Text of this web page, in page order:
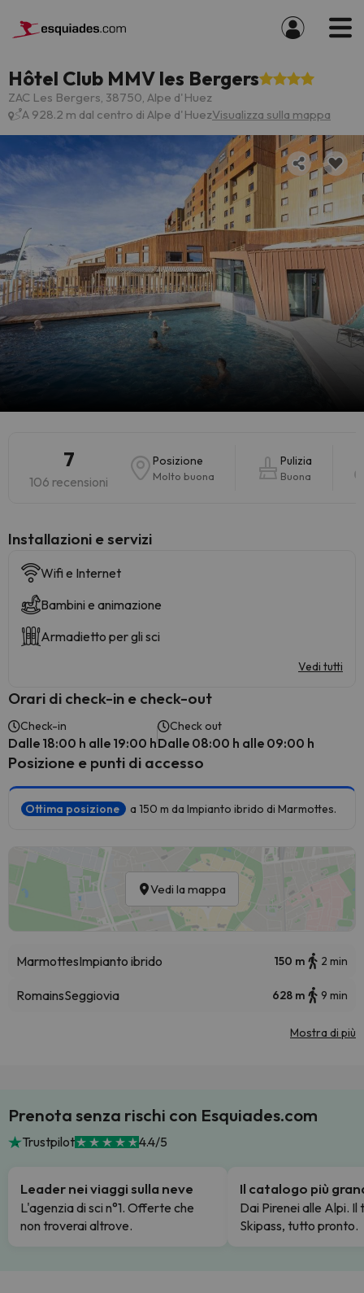
Hôtel Club MMV les Bergers
ZAC Les Bergers, 38750, Alpe d'Huez
A 928.2 m dal centro di Alpe d'HuezVisualizza sulla mappa
7
106 recensioni
Posizione
Molto buona
Pulizia
Buona
Installazioni e servizi
Wifi e Internet
Bambini e animazione
Armadietto per gli sci
Vedi tutti
Orari di check-in e check-out
Check-in
Dalle 18:00 h alle 19:00 h
Check out
Dalle 08:00 h alle 09:00 h
Posizione e punti di accesso
Ottima posizione a 150 m da Impianto ibrido di Marmottes.
Vedi la mappa
MarmottesImpianto ibrido 150 m 2 min
RomainsSeggiovia 628 m 9 min
Mostra di più
Prenota senza rischi con Esquiades.com
Trustpilot 4.4/5
Leader nei viaggi sulla neve
L'agenzia di sci n°1. Offerte che
non troverai altrove.
Il catalogo più
Dai Pirenei alle Alpi. Il
Skipass, tutto pronto.